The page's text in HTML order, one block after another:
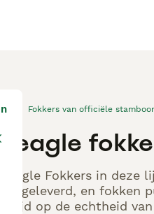
Fokkers van officiële
Beagle
Beagle Fokkers in
aangeleverd, en
altijd op de echtheid